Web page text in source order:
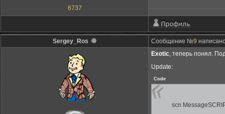
6737
Sergey_Ros Сообщение №9
Exotic, теперь понял.
Update:
Code
scn